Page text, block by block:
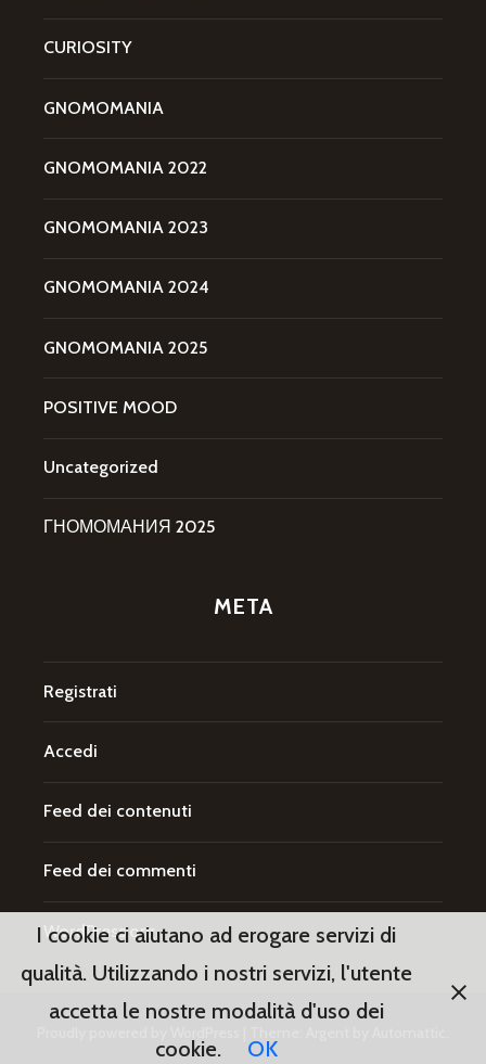
CURIOSITY
GNOMOMANIA
GNOMOMANIA 2022
GNOMOMANIA 2023
GNOMOMANIA 2024
GNOMOMANIA 2025
POSITIVE MOOD
Uncategorized
ГНОМОМАНИЯ 2025
META
Registrati
Accedi
Feed dei contenuti
Feed dei commenti
WordPress.org
I cookie ci aiutano ad erogare servizi di
qualità. Utilizzando i nostri servizi, l'utente
accetta le nostre modalità d'uso dei
cookie.
OK